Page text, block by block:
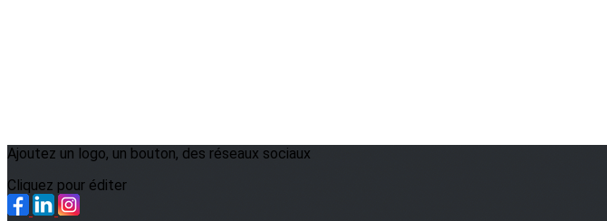
Ajoutez un logo, un bouton, des réseaux sociaux
Cliquez pour éditer